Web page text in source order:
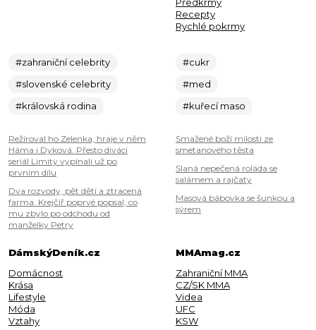
#zahraniční celebrity
#slovenské celebrity
#královská rodina
Režíroval ho Zelenka, hraje v něm
Háma i Dyková. Přesto diváci
seriál Limity vypínali už po
prvním dílu
Dva rozvody, pět dětí a ztracená
farma. Krejčíř poprvé popsal, co
mu zbylo po odchodu od
manželky Petry
Recepty
Rychlé pokrmy
#cukr
#med
#kuřecí maso
Smažené boží milosti ze
smetanového těsta
Slaná nepečená roláda se
salámem a rajčaty
Masová bábovka se šunkou a
sýrem
DámskýDeník.cz
Domácnost
Krása
Lifestyle
Móda
Vztahy
MMAmag.cz
Zahraniční MMA
CZ/SK MMA
Videa
UFC
KSW